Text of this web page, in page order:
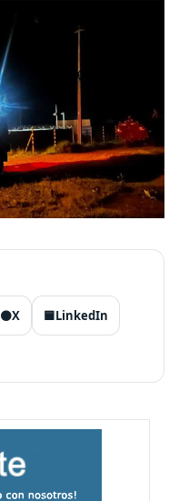
⚫X 🟦LinkedIn